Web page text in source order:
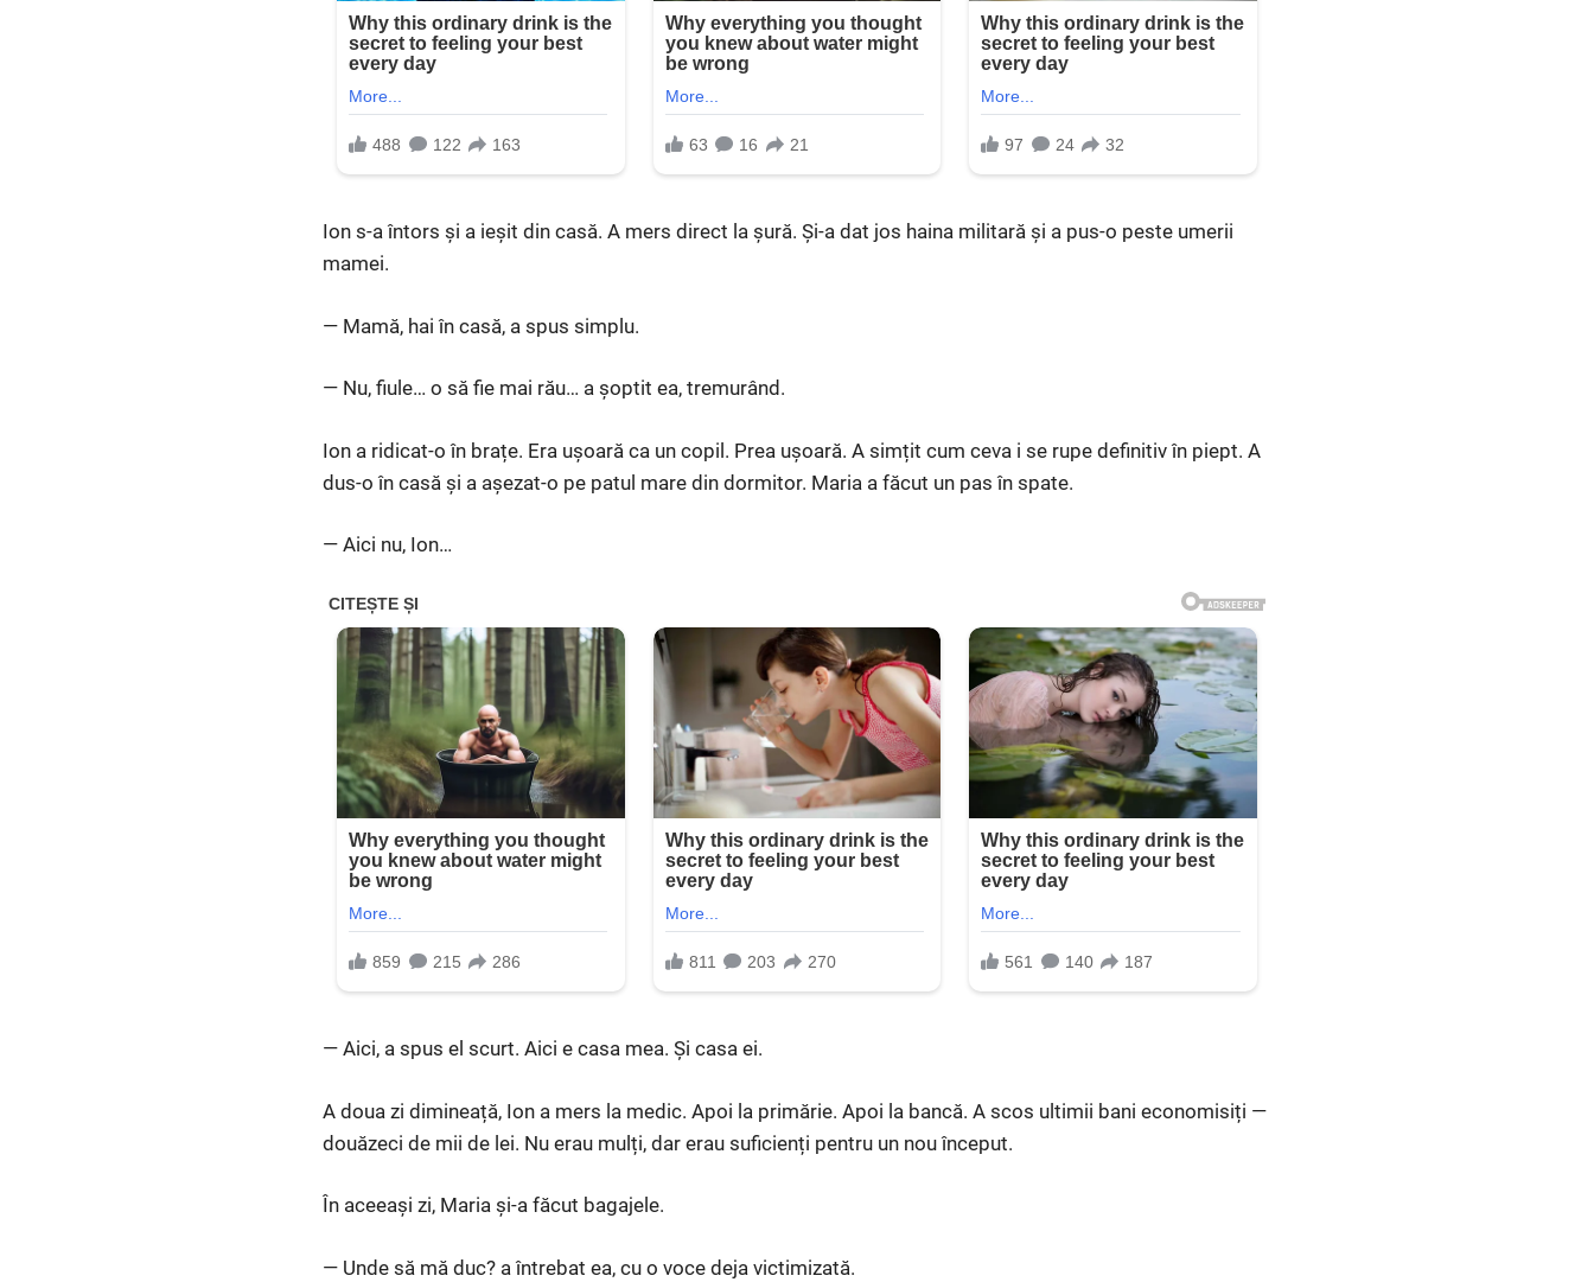
Ion s-a întors și a ieșit din casă. A mers direct la șură. Și-a dat jos haina militară și a pus-o peste umerii
mamei.
— Mamă, hai în casă, a spus simplu.
— Nu, fiule… o să fie mai rău… a șoptit ea, tremurând.
Ion a ridicat-o în brațe. Era ușoară ca un copil. Prea ușoară. A simțit cum ceva i se rupe definitiv în piept. A
dus-o în casă și a așezat-o pe patul mare din dormitor. Maria a făcut un pas în spate.
— Aici nu, Ion…
— Aici, a spus el scurt. Aici e casa mea. Și casa ei.
A doua zi dimineață, Ion a mers la medic. Apoi la primărie. Apoi la bancă. A scos ultimii bani economisiți —
douăzeci de mii de lei. Nu erau mulți, dar erau suficienți pentru un nou început.
În aceeași zi, Maria și-a făcut bagajele.
— Unde să mă duc? a întrebat ea, cu o voce deja victimizată.